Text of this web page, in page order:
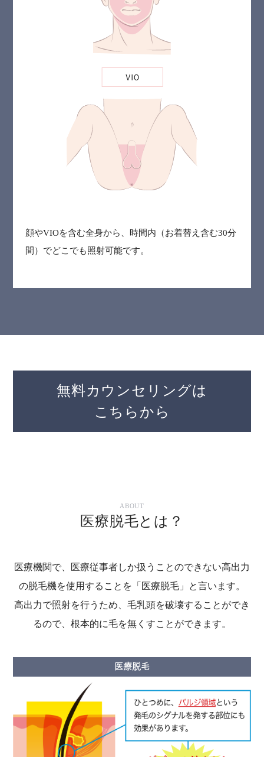
顔やVIOを含む全⾝から、時間内（お着替え含む30分
間）でどこでも照射可能です。
無料カウンセリングは
こちらから
ABOUT
医療脱毛とは？
医療機関で、医療従事者しか扱うことのできない高出力
の脱毛機を使用することを「医療脱毛」と言います。
高出力で照射を行うため、毛乳頭を破壊することができ
るので、根本的に毛を無くすことができます。
医療脱毛